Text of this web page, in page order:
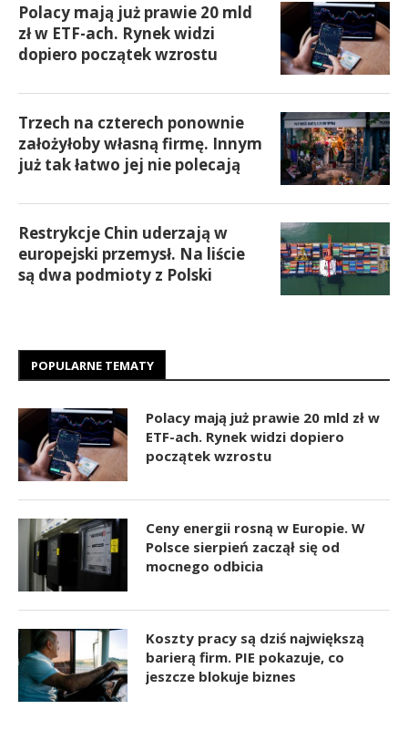
Polacy mają już prawie 20 mld
zł w ETF-ach. Rynek widzi
dopiero początek wzrostu
Trzech na czterech ponownie
założyłoby własną firmę. Innym
już tak łatwo jej nie polecają
Restrykcje Chin uderzają w
europejski przemysł. Na liście
są dwa podmioty z Polski
POPULARNE TEMATY
Polacy mają już prawie 20 mld zł w
ETF-ach. Rynek widzi dopiero
początek wzrostu
Ceny energii rosną w Europie. W
Polsce sierpień zaczął się od
mocnego odbicia
Koszty pracy są dziś największą
barierą firm. PIE pokazuje, co
jeszcze blokuje biznes